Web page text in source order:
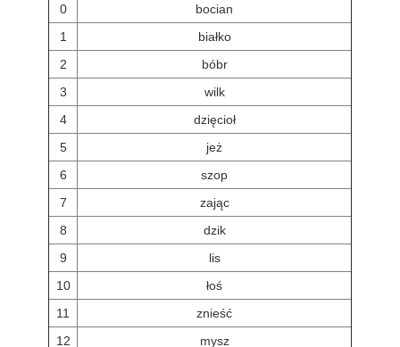
0
bocian
1
białko
2
bóbr
3
wilk
4
dzięcioł
5
jeż
6
szop
7
zając
8
dzik
9
lis
10
łoś
11
znieść
12
mysz